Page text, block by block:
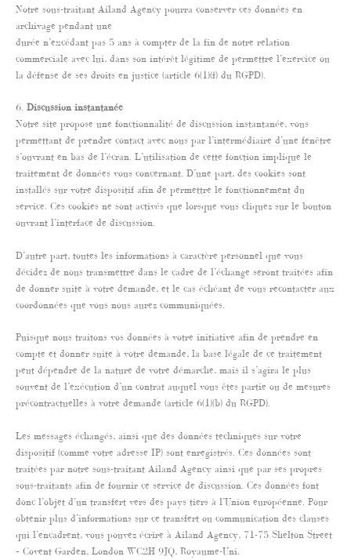
Notre sous-traitant Ailand Agency pourra conserver ces données en
archivage pendant une
durée n’excédant pas 5 ans à compter de la fin de notre relation
commerciale avec lui, dans son intérêt légitime de permettre l’exercice ou
la défense de ses droits en justice (article 6(1)(f) du RGPD).
6. Discussion instantanée
Notre site propose une fonctionnalité de discussion instantanée, vous
permettant de prendre contact avec nous par l’intermédiaire d’une fenêtre
s’ouvrant en bas de l’écran. L’utilisation de cette fonction implique le
traitement de données vous concernant. D’une part, des cookies sont
installés sur votre dispositif afin de permettre le fonctionnement du
service. Ces cookies ne sont activés que lorsque vous cliquez sur le bouton
ouvrant l’interface de discussion.
D’autre part, toutes les informations à caractère personnel que vous
décidez de nous transmettre dans le cadre de l’échange seront traitées afin
de donner suite à votre demande, et le cas échéant de vous recontacter aux
coordonnées que vous nous aurez communiquées.
Puisque nous traitons vos données à votre initiative afin de prendre en
compte et donner suite à votre demande, la base légale de ce traitement
peut dépendre de la nature de votre démarche, mais il s’agira le plus
souvent de l’exécution d’un contrat auquel vous êtes partie ou de mesures
précontractuelles à votre demande (article 6(1)(b) du RGPD).
Les messages échangés, ainsi que des données techniques sur votre
dispositif (comme votre adresse IP) sont enregistrés. Ces données sont
traitées par notre sous-traitant Ailand Agency ainsi que par ses propres
sous-traitants afin de fournir ce service de discussion. Ces données font
donc l’objet d’un transfert vers des pays tiers à l’Union européenne. Pour
obtenir plus d’informations sur ce transfert ou communication des clauses
qui l’encadrent, vous pouvez écrire à Ailand Agency, 71-75 Shelton Street
– Covent Garden, London WC2H 9JQ, Royaume-Uni.